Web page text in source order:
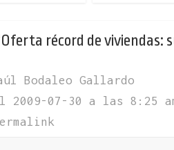
Oferta récord de viviendas:
Bodaleo Gallardo
2009-07-30 a las 8:25